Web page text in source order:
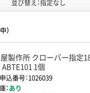
並び替え：指定なし
）
製作所 クローバー指定
ABTE101 1個
込番号：1026039
：あり